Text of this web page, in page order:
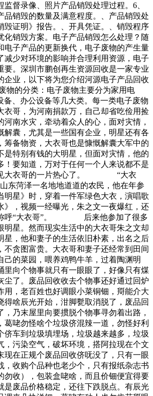
督录像、照片产品销毁处理过程。6、
品销毁的数量及满意程度。、产品销毁处
毁证明》报告。、开具凭证。、销毁程序
化销毁方案。电子产品销毁怎么处理？随
电子产品的更新换代，电子废物的产生量
减少对环境的影响并合理利用资源，电子
要。深圳市鹏创再生资源回收是一家专业
企业，以下将为您介绍河源电子产品回收
物的分类：电子废物主要分为家用电
备、办公设备等几大类。每一类电子废物
衣哥，为河南捐款万，自己却省吃俭用捡
水灾，牵动着众人的心，面对灾情，
解囊，尤其是一些国有企业，明星还有各
筹备物资，大衣哥也是慷慨解囊大军中的
是特别有钱的大明星，但面对灾情，他的
！要知道，万对于任何一个人来说都不是
见大衣哥的一片热心了。 “大衣
东菏泽一名地地道道的农民，他在年参
明星》时，穿着一件军绿色大衣，演唱歌
》，视频一经曝光，朱之文一夜爆红，还
称呼“大衣哥”。 后来他参加了很多
明星。然而现实生活中的大衣哥朱之文却
星，他和妻子的生活依旧朴素，出名之后
不贪图富贵。大衣哥和妻子还经常到田间
己的菜园，喂养鸡鸭牛羊，过着陶渊明
里向个物事就只有一眼眼了，好像只有煤
尘了。废品回收收去个物事还好通过回炉
用，老百姓也好调眼小菜铜钿，搿能介大
辰光开始，泔脚甏取消脱了，废品回
，乃末屋里向要掼脱个物事寻勿着出路，
葛咾勿怪啥个垃圾侪混辣一道，勿怪好利
侪车到垃圾填埋场，垃圾越来越多，垃圾
，污染空气，破坏环境，搭阿拉现在个文
现在正规个废品回收侪呒没了，只有一眼
，收购个品种也老少个，只有报纸杂志书
勿收），包装盒咾啥，而且价钿便宜得要
是废品价格稳定，还往下跌脱点。有辰光